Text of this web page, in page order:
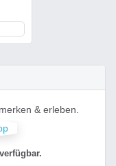
& erleben.